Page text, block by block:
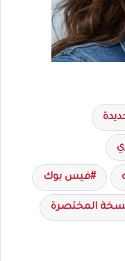
فيس بوك